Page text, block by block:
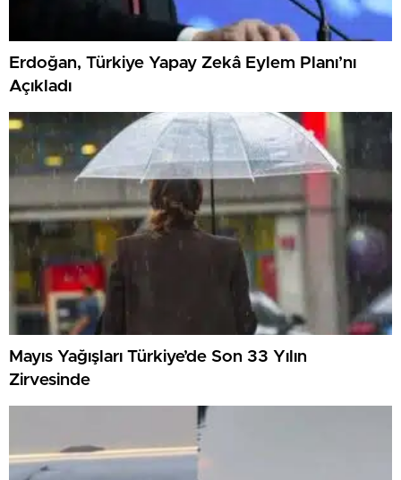
Erdoğan, Türkiye Yapay Zekâ Eylem Planı’nı
Açıkladı
Mayıs Yağışları Türkiye’de Son 33 Yılın
Zirvesinde